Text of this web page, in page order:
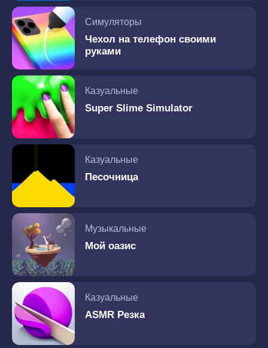
Симуляторы
Чехол на телефон своими
руками
Казуальные
Super Slime Simulator
Казуальные
Песочница
Музыкальные
Мой оазис
Казуальные
ASMR Резка